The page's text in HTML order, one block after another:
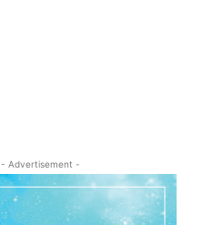
- Advertisement -